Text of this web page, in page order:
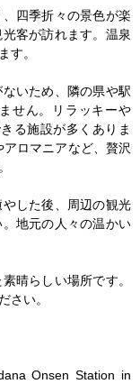
四季折々の景色が楽
客が訪れます。温泉
す。
いため、隣の県や駅
せん。リラッキーや
る施設が多くありま
ロマニアなど、贅沢
した後、周辺の観光
地元の人々の温かい
晴らしい場所です。
さい。
Onsen Station in